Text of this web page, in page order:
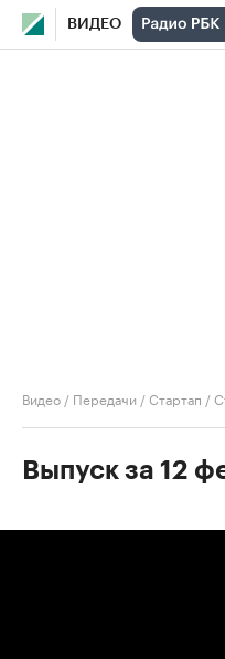
ВИДЕО
Видео / Передачи /Стартап /
Выпуск за 12